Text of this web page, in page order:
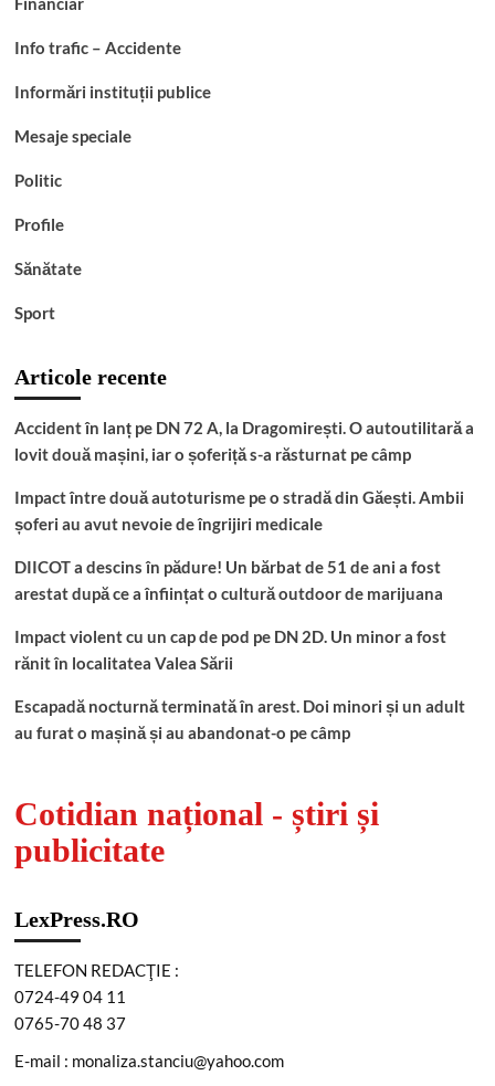
Info trafic – Accidente
Informări instituții publice
Mesaje speciale
Politic
Profile
Sănătate
Sport
Articole recente
Accident în lanț pe DN 72 A, la Dragomirești. O autoutilitară a
lovit două mașini, iar o șoferiță s-a răsturnat pe câmp
Impact între două autoturisme pe o stradă din Găești. Ambii
șoferi au avut nevoie de îngrijiri medicale
DIICOT a descins în pădure! Un bărbat de 51 de ani a fost
arestat după ce a înființat o cultură outdoor de marijuana
Impact violent cu un cap de pod pe DN 2D. Un minor a fost
rănit în localitatea Valea Sării
Escapadă nocturnă terminată în arest. Doi minori și un adult
au furat o mașină și au abandonat-o pe câmp
Cotidian național - știri și
publicitate
LexPress.RO
TELEFON REDACŢIE :
0724-49 04 11
0765-70 48 37
E-mail : monaliza.stanciu@yahoo.com